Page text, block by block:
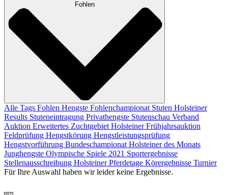
Fohlen
Alle Tags Fohlen Hengste Fohlenchampionat Stuten Holsteiner
Results Stuteneintragung Privathengste Stutenschau Verband
Auktion Erweitertes Zuchtgebiet Holsteiner Frühjahrsauktion
Feldprüfung Hengstkörung Hengstleistungsprüfung
Hengstvorführung Bundeschampionat Holsteiner des Monats
Junghengste Olympische Spiele 2021 Sportergebnisse
Stellenausschreibung Holsteiner Pferdetage Körergebnisse Turnier
Für Ihre Auswahl haben wir leider keine Ergebnisse.